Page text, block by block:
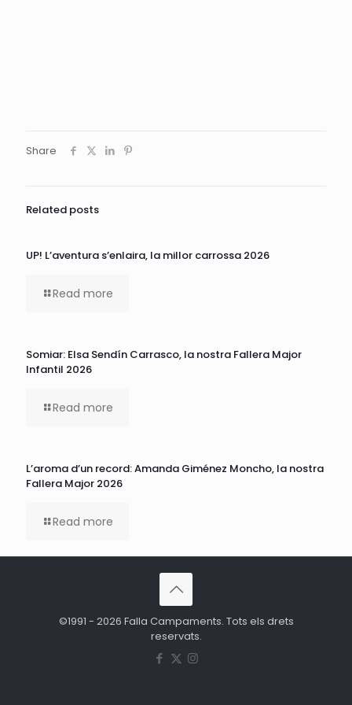
Share
Related posts
UP! L’aventura s’enlaira, la millor carrossa 2026
Read more
Somiar: Elsa Sendín Carrasco, la nostra Fallera Major
Infantil 2026
Read more
L’aroma d’un record: Amanda Giménez Moncho, la nostra
Fallera Major 2026
Read more
©1991 - 2026 Falla Campaments. Tots els drets
reservats.